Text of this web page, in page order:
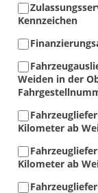
Kennzeichen
Weiden in der
Kilometer ab
Kilometer ab